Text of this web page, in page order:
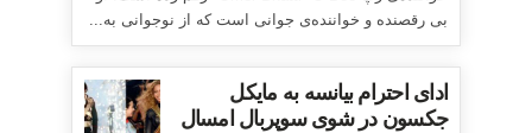
بی رقصنده و خواننده‌ی جوانی است که از نوجوانی به...
ادای احترام بیانسه به مایکل
جکسون در شوی سوپربال امسال